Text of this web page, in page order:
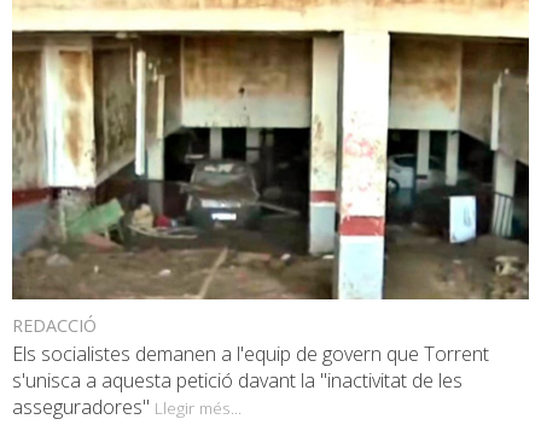
REDACCIÓ
Els socialistes demanen a l'equip de govern que Torrent
s'unisca a aquesta petició davant la "inactivitat de les
asseguradores" Llegir més...